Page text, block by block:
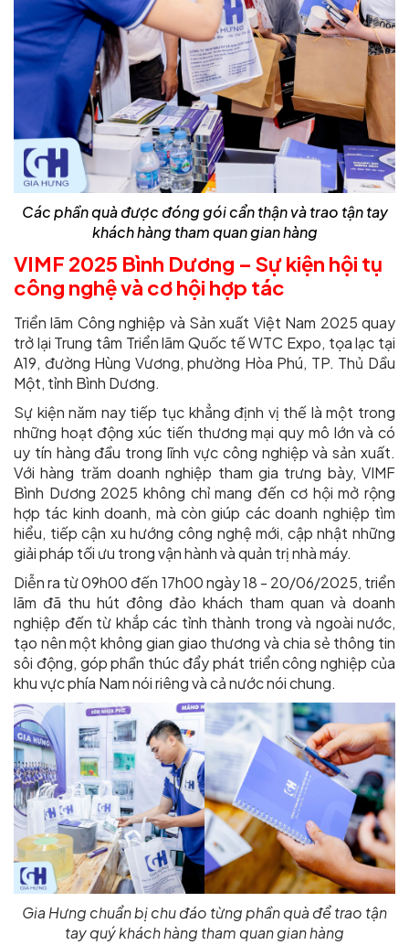
Các phần quà được đóng gói cẩn thận và trao tận tay
khách hàng tham quan gian hàng
VIMF 2025 Bình Dương – Sự kiện hội tụ
công nghệ và cơ hội hợp tác
Triển lãm Công nghiệp và Sản xuất Việt Nam 2025 quay
trở lại Trung tâm Triển lãm Quốc tế WTC Expo, tọa lạc tại
A19, đường Hùng Vương, phường Hòa Phú, TP. Thủ Dầu
Một, tỉnh Bình Dương.
Sự kiện năm nay tiếp tục khẳng định vị thế là một trong
những hoạt động xúc tiến thương mại quy mô lớn và có
uy tín hàng đầu trong lĩnh vực công nghiệp và sản xuất.
Với hàng trăm doanh nghiệp tham gia trưng bày, VIMF
Bình Dương 2025 không chỉ mang đến cơ hội mở rộng
hợp tác kinh doanh, mà còn giúp các doanh nghiệp tìm
hiểu, tiếp cận xu hướng công nghệ mới, cập nhật những
giải pháp tối ưu trong vận hành và quản trị nhà máy.
Diễn ra từ 09h00 đến 17h00 ngày 18 - 20/06/2025, triển
lãm đã thu hút đông đảo khách tham quan và doanh
nghiệp đến từ khắp các tỉnh thành trong và ngoài nước,
tạo nên một không gian giao thương và chia sẻ thông tin
sôi động, góp phần thúc đẩy phát triển công nghiệp của
khu vực phía Nam nói riêng và cả nước nói chung.
Gia Hưng chuẩn bị chu đáo từng phần quà để trao tận
tay quý khách hàng tham quan gian hàng